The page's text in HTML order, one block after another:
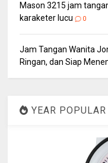
Mason 3215 jam
karaketer lucu
0
Jam Tangan Wanita
Ringan, dan Siap
YEAR POPULAR